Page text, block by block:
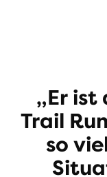
„Er
Trail
so